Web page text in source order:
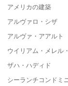
アメリカの建築
アルヴァロ・シザ
アルヴァ・アアルト
ウイリアム・メレル
ザハ・ハディド
シーランチコンドミ